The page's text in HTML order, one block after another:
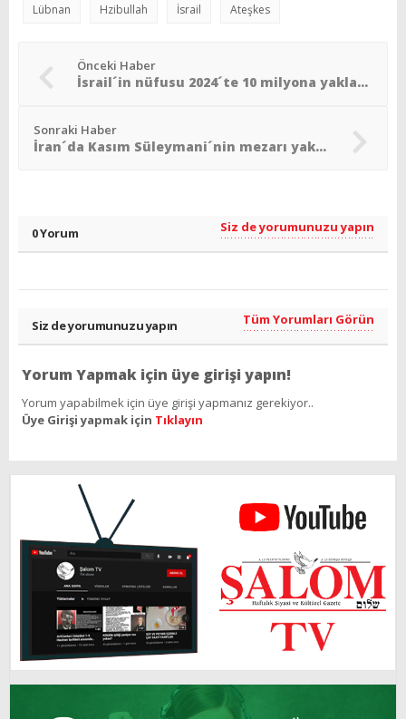
Lübnan Hzibullah İsrail Ateşkes
Önceki Haber
İsrail´in nüfusu 2024´te 10 milyona yaklaştı
Sonraki Haber
İran´da Kasım Süleymani´nin mezarı yakınlarında patlamalar: En az 73 ölü
0 Yorum Siz de yorumunuzu yapın
Siz de yorumunuzu yapın Tüm Yorumları Görün
Yorum Yapmak için üye girişi yapın!
Yorum yapabilmek için üye girişi yapmanız gerekiyor..
Üye Girişi yapmak için Tıklayın